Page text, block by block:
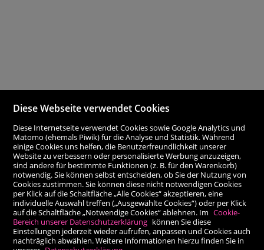
Diese Webseite verwendet Cookies
Diese Internetseite verwendet Cookies sowie Google Analytics und
Matomo (ehemals Piwik) für die Analyse und Statistik. Während
einige Cookies uns helfen, die Benutzerfreundlichkeit unserer
Website zu verbessern oder personalisierte Werbung anzuzeigen,
sind andere für bestimmte Funktionen (z. B. für den Warenkorb)
notwendig. Sie können selbst entscheiden, ob Sie der Nutzung von
Cookies zustimmen. Sie können diese nicht notwendigen Cookies
per Klick auf die Schaltfläche „Alle Cookies“ akzeptieren, eine
individuelle Auswahl treffen („Ausgewählte Cookies“) oder per Klick
auf die Schaltfläche „Notwendige Cookies“ ablehnen. Im Cookie-
Bereich unserer Datenschutzerklärung können Sie diese
Einstellungen jederzeit wieder aufrufen, anpassen und Cookies auch
nachträglich abwählen. Weitere Informationen hierzu finden Sie in